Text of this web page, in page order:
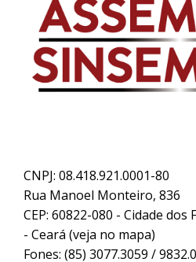
CNPJ: 08.418.921.0001-80
Rua Manoel Monteiro, 836
CEP: 60822-080 - Cidade
- Ceará (veja no mapa)
Fones: (85) 3077.3059 /